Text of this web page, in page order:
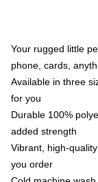
Your rugged little
phone, cards,
Available in three
for you
Durable 100%
added strength
Vibrant, high-
you order